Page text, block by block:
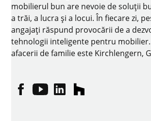
mobilierul bun are nevoie de soluții
a trăi, a lucra și a locui. În fiecare zi,
angajați răspund provocării de a
tehnologii inteligente pentru mobilier.
afacerii de familie este Kirchlengern,
Facebook
YouTubelinkedinhouzz